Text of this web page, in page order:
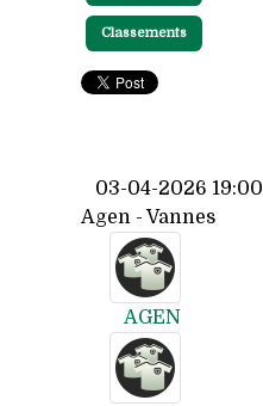
Classements
03-04-2026 19:00
Agen - Vannes
AGEN